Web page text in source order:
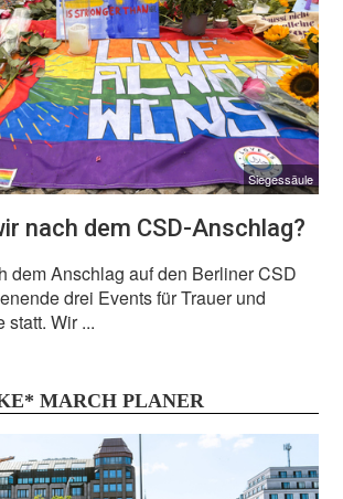
Siegessäule
nach dem CSD-Anschlag?
dem Anschlag auf den Berliner CSD
drei Events für Trauer und
statt. Wir ...
MARCH PLANER